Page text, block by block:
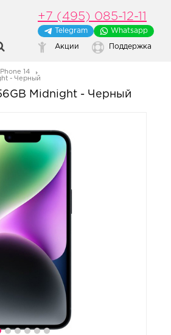
+7 (495) 085-12-11
Telegram Whatsapp
Акции Поддержка
14
- Черный
Midnight - Черный